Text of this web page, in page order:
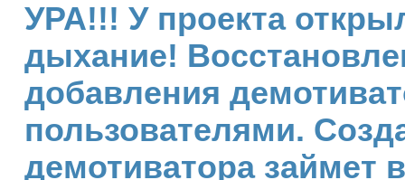
УРА!!! У проекта
дыхание!
добавления
пользователями.
демотиватора займет